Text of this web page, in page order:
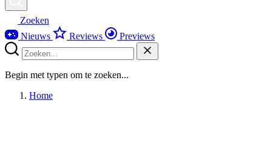
Zoeken
Nieuws
Reviews Previews
Begin met typen om te zoeken...
Home